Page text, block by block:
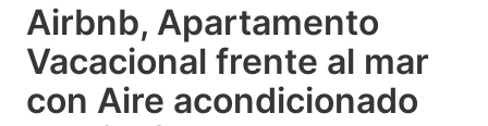
Airbnb, Apartamento
Vacacional frente al mar
con Aire acondicionado